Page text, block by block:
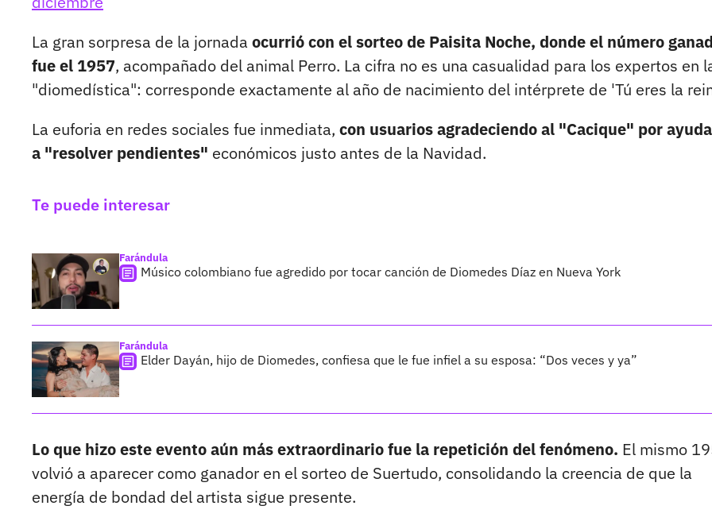
La gran sorpresa de la jornada ocurrió con el sorteo de Paisita Noche, donde el número
fue el 1957, acompañado del animal Perro. La cifra no es una casualidad para los expertos en
"diomedística": corresponde exactamente al año de nacimiento del intérprete de 'Tú eres la
La euforia en redes sociales fue inmediata, con usuarios agradeciendo al "Cacique" por
a "resolver pendientes" económicos justo antes de la Navidad.
Te puede interesar
Farándula
Músico colombiano fue agredido por tocar canción de Diomedes Díaz en Nueva York
Farándula
Elder Dayán, hijo de Diomedes, confiesa que le fue infiel a su esposa: “Dos veces y ya”
Lo que hizo este evento aún más extraordinario fue la repetición del fenómeno. El mismo
volvió a aparecer como ganador en el sorteo de Suertudo, consolidando la creencia de que la
energía de bondad del artista sigue presente.